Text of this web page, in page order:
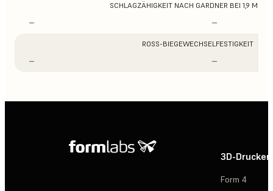
SCHLAGZÄHIGKEIT NACH GARDNER BEI 1,9 MM
– –
ROSS-BIEGEWECHSELFESTIGKEIT
– –
3D-Drucker
Form 4